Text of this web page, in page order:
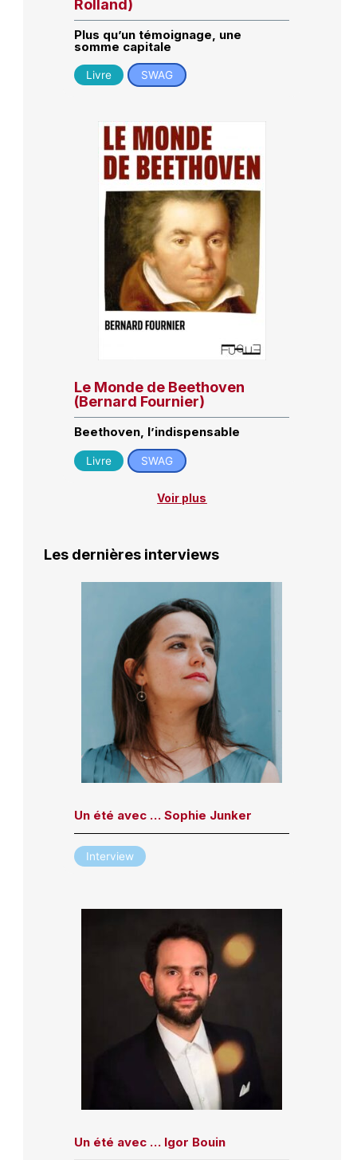
Rolland)
Plus qu’un témoignage, une
somme capitale
Livre SWAG
Le Monde de Beethoven
(Bernard Fournier)
Beethoven, l’indispensable
Livre SWAG
Voir plus
Les dernières interviews
Un été avec … Sophie Junker
Interview
Un été avec … Igor Bouin